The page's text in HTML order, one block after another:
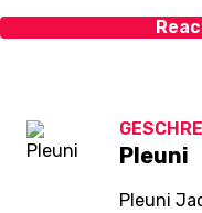
Pleuni
Pleuni